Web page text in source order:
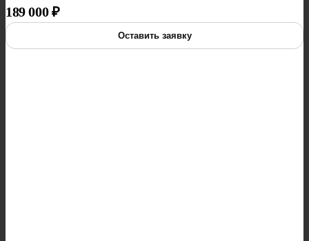
189 000₽
Оставить заявку